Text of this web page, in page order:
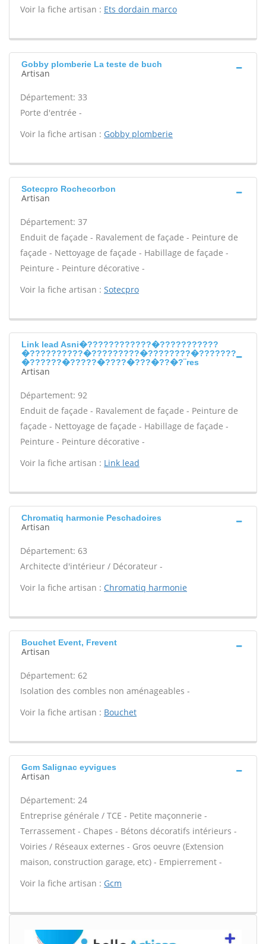
Voir la fiche artisan : Ets dordain marco
Gobby plomberie La teste de buch
Artisan
Département: 33
Porte d'entrée -
Voir la fiche artisan : Gobby plomberie
Sotecpro Rochecorbon
Artisan
Département: 37
Enduit de façade - Ravalement de façade - Peinture de
façade - Nettoyage de façade - Habillage de façade -
Peinture - Peinture décorative -
Voir la fiche artisan : Sotecpro
Link lead Asni�????????????�???????????
�??????????�?????????�????????�???????
�??????�?????�????�???�??�?¨res
Artisan
Département: 92
Enduit de façade - Ravalement de façade - Peinture de
façade - Nettoyage de façade - Habillage de façade -
Peinture - Peinture décorative -
Voir la fiche artisan : Link lead
Chromatiq harmonie Peschadoires
Artisan
Département: 63
Architecte d'intérieur / Décorateur -
Voir la fiche artisan : Chromatiq harmonie
Bouchet Event, Frevent
Artisan
Département: 62
Isolation des combles non aménageables -
Voir la fiche artisan : Bouchet
Gcm Salignac eyvigues
Artisan
Département: 24
Entreprise générale / TCE - Petite maçonnerie -
Terrassement - Chapes - Bétons décoratifs intérieurs -
Voiries / Réseaux externes - Gros oeuvre (Extension
maison, construction garage, etc) - Empierrement -
Voir la fiche artisan : Gcm